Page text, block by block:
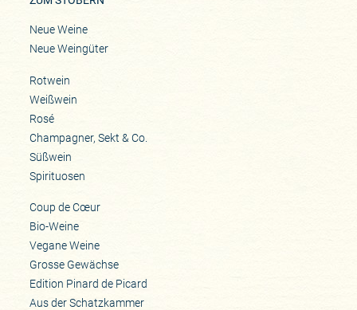
Neue Weine
Neue Weingüter
Rotwein
Weißwein
Rosé
Champagner, Sekt & Co.
Süßwein
Spirituosen
Coup de Cœur
Bio-Weine
Vegane Weine
Grosse Gewächse
Edition Pinard de Picard
Aus der Schatzkammer